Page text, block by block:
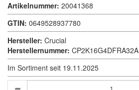
Artikelnummer: 20041368
GTIN: 0649528937780
Hersteller: Crucial
Herstellernummer: CP2K16G4DFRA32A
Im Sortiment seit 19.11.2025